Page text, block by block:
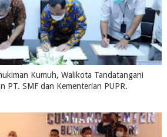
Kumuh, Walikota Tandatangani
PT. SMF dan Kementerian PUPR.